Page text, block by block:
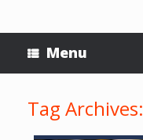
Menu
Tag Archives: